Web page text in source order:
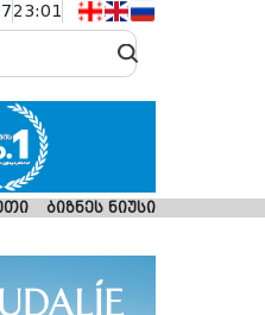
23:01
ბიზნეს ნიუსი